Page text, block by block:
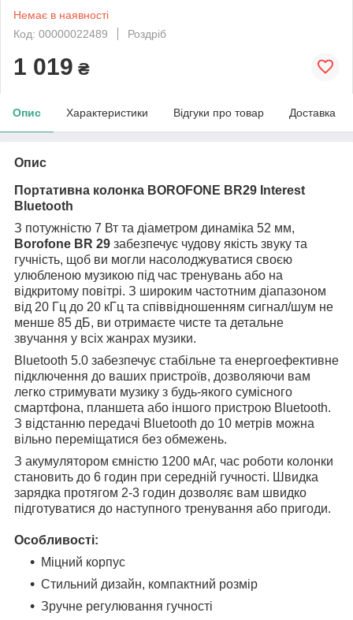
Немає в наявності
Код: 00000022489
Роздріб
1 019 ₴
Опис Характеристики Відгуки про товар Доставка
Опис
Портативна колонка BOROFONE BR29 Interest
Bluetooth
З потужністю 7 Вт та діаметром динаміка 52 мм,
Borofone BR 29 забезпечує чудову якість звуку та
гучність, щоб ви могли насолоджуватися своєю
улюбленою музикою під час тренувань або на
відкритому повітрі. З широким частотним діапазоном
від 20 Гц до 20 кГц та співвідношенням сигнал/шум не
менше 85 дБ, ви отримаєте чисте та детальне
звучання у всіх жанрах музики.
Bluetooth 5.0 забезпечує стабільне та енергоефективне
підключення до ваших пристроїв, дозволяючи вам
легко стримувати музику з будь-якого сумісного
смартфона, планшета або іншого пристрою Bluetooth.
З відстанню передачі Bluetooth до 10 метрів можна
вільно переміщатися без обмежень.
З акумулятором ємністю 1200 мАг, час роботи колонки
становить до 6 годин при середній гучності. Швидка
зарядка протягом 2-3 годин дозволяє вам швидко
підготуватися до наступного тренування або пригоди.
Особливості:
Міцний корпус
Стильний дизайн, компактний розмір
Зручне регулювання гучності